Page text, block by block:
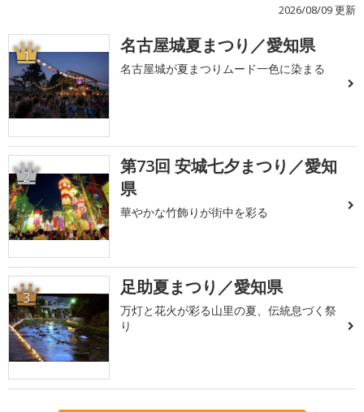
2026/08/09 更新
1 名古屋城夏まつり／愛知県
名古屋城が夏まつりムード一色に染まる
2
第73回 安城七夕まつり／愛知
県
華やかな竹飾りが街中を彩る
3 足助夏まつり／愛知県
万灯と花火が彩る山里の夏、伝統息づく祭
り